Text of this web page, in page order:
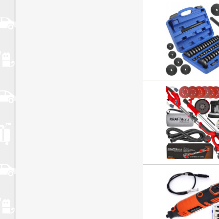
U slučaju da kvar, u jamstvenom roku, nije moguće
na popravak, proizvod će biti zamijenjen za novi ili će
NAPOMENA: Kod proizvoda – Sa aku baterijama (svi
mjeseci sukladno uvjetima proizvođača, odnosno 6
Proizvodi korišteni u komercijalne svrhe, te proizvode
uzrokovanim neposrednom, vanjskom i mehaničkom
Garancija također nije važeća za štetu na proizvodima
krađom, neovlaštenom uporabom, potresom ili
Ako je jamstveni rok Vašeg aparata istekao, popravke
U slučaju da korisnik ne preuzme uređaj u roku od 45